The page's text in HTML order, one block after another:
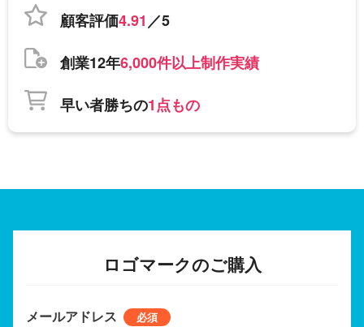
顧客評価4.91／5
創業12年6,000件以上制作実績
早い者勝ちの1点もの
ロゴマークのご購入
メールアドレス